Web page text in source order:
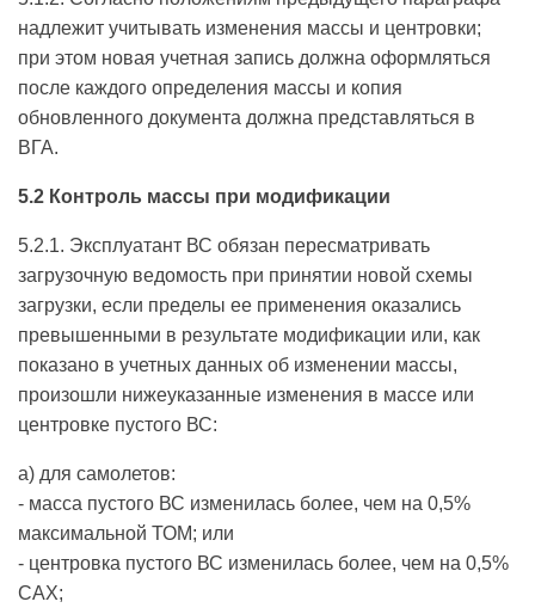
надлежит учитывать изменения массы и центровки;
при этом новая учетная запись должна оформляться
после каждого определения массы и копия
обновленного документа должна представляться в
ВГА.
5.2 Контроль массы при модификации
5.2.1. Эксплуатант ВС обязан пересматривать
загрузочную ведомость при принятии новой схемы
загрузки, если пределы ее применения оказались
превышенными в результате модификации или, как
показано в учетных данных об изменении массы,
произошли нижеуказанные изменения в массе или
центровке пустого ВС:
a) для самолетов:
- масса пустого ВС изменилась более, чем на 0,5%
максимальной ТОМ; или
- центровка пустого ВС изменилась более, чем на 0,5%
САХ;